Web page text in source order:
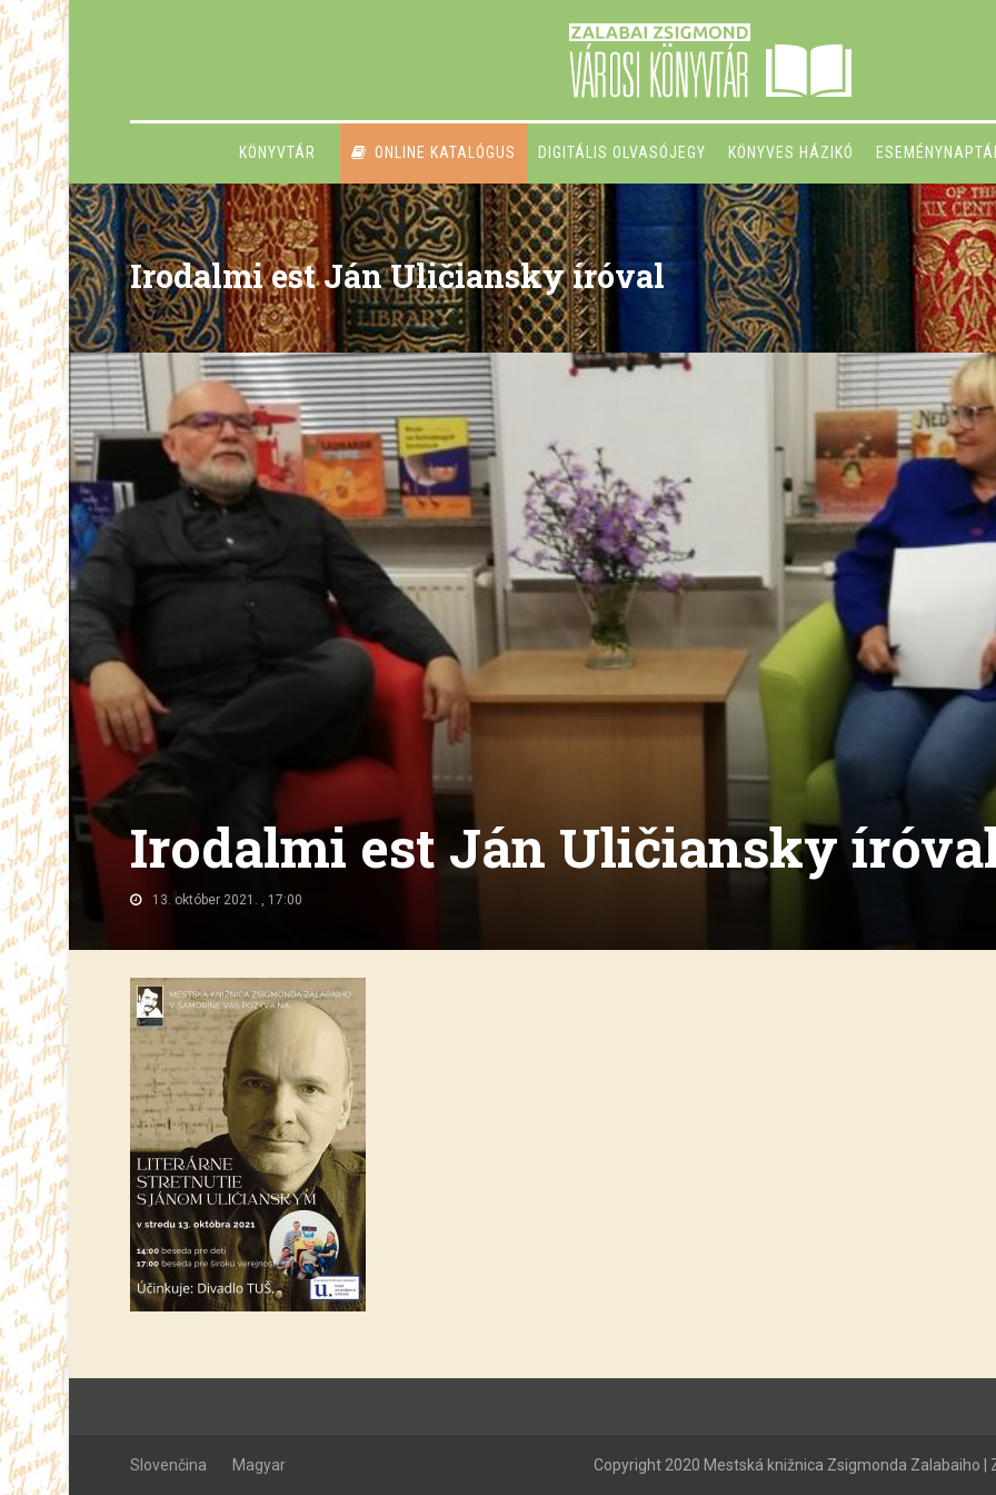
KÖNYVTÁR ONLINE KATALÓGUS DIGITÁLIS OLVASÓJEGY KÖNYVES HÁZIKÓ
Irodalmi est Ján Uličiansky íróval
Irodalmi est Ján Uličiansky
13. október 2021. , 17:00
Slovenčina Magyar Copyright 2020 Mestská knižnica Zsigmonda Zalabaiho